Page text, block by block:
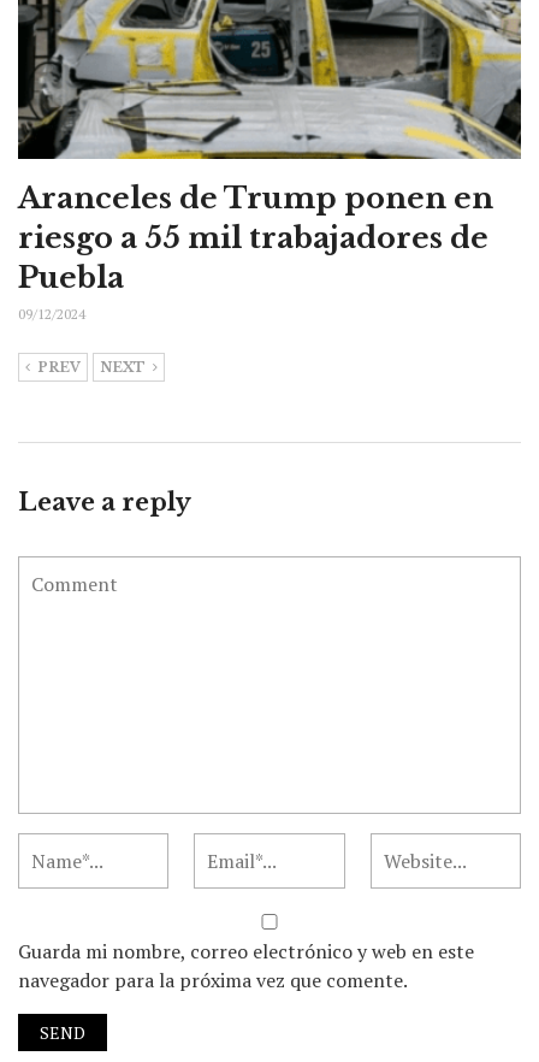
Aranceles de Trump ponen en
riesgo a 55 mil trabajadores de
Puebla
09/12/2024
PREV NEXT
Leave a reply
Guarda mi nombre, correo electrónico y web en este
navegador para la próxima vez que comente.